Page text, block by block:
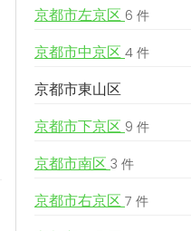
京都市左京区 6 件
京都市中京区 4 件
京都市東山区
京都市下京区 9 件
京都市南区 3 件
京都市右京区 7 件